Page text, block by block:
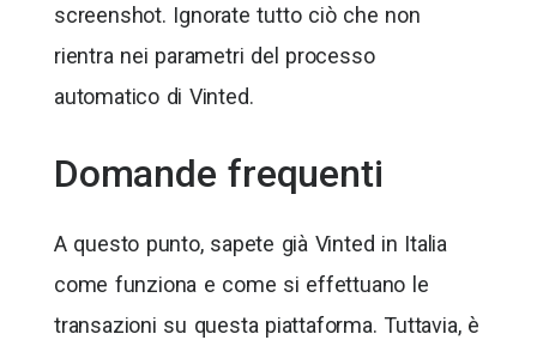
screenshot. Ignorate tutto ciò che non
rientra nei parametri del processo
automatico di Vinted.
Domande frequenti
A questo punto, sapete già Vinted in Italia
come funziona e come si effettuano le
transazioni su questa piattaforma. Tuttavia, è